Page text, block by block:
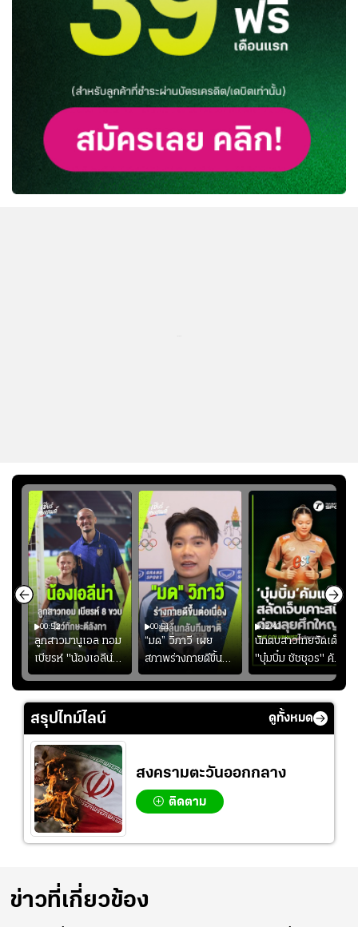
00:52
ลูกสาวมานูเอล ทอม
เบียรห์ "น้องเอลีน่า"
วัย 8 ขวบ โชว์ตี
ลังกาสุดพริ้ว
00:51
“มด” วิภาวี เผย
สภาพร่างกายดีขึ้น
อย่างต่อเนื่อง พร้อม
พยายามลงสนามให้
02:40
นักตบสาวไทยจัดเต็ม
"บุ๋มบิ๋ม ชัชชุอร" คัม
แบ็ก ศึก" SEA V
CUP 2026" เลก
สอง!!
สรุปไทม์ไลน์ ดูทั้งหมด
สงครามตะวันออกกลาง
ติดตาม
ข่าวที่เกี่ยวข้อง